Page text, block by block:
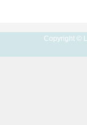
Copyright ©